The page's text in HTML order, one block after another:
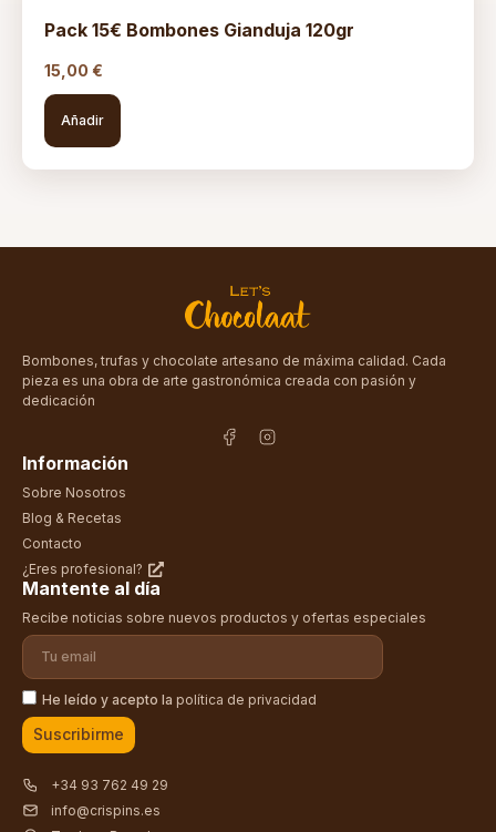
Pack 15€ Bombones Gianduja 120gr
15,00 €
Añadir
Bombones, trufas y chocolate artesano de máxima calidad. Cada
pieza es una obra de arte gastronómica creada con pasión y
dedicación
Información
Sobre Nosotros
Blog & Recetas
Contacto
¿Eres profesional?
Mantente al día
Recibe noticias sobre nuevos productos y ofertas especiales
He leído y acepto la política de privacidad
Suscribirme
+34 93 762 49 29
info@crispins.es